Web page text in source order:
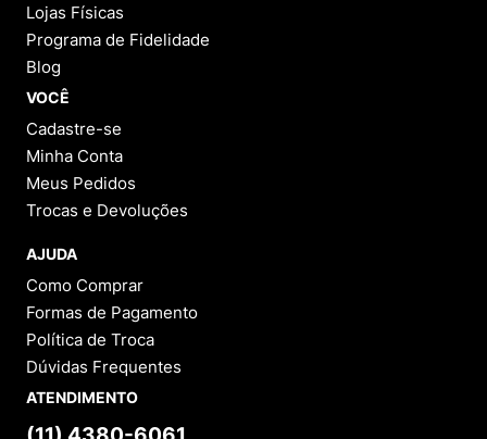
Lojas Físicas
Programa de Fidelidade
Blog
VOCÊ
Cadastre-se
Minha Conta
Meus Pedidos
Trocas e Devoluções
AJUDA
Como Comprar
Formas de Pagamento
Política de Troca
Dúvidas Frequentes
ATENDIMENTO